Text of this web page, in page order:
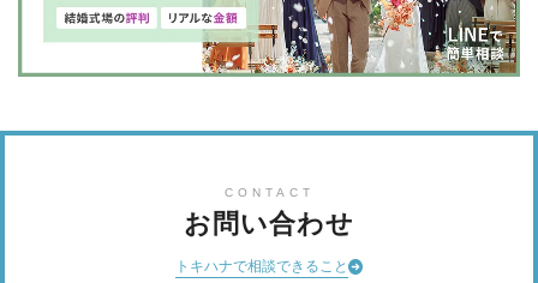
CONTACT
お問い合わせ
トキハナで相談できること